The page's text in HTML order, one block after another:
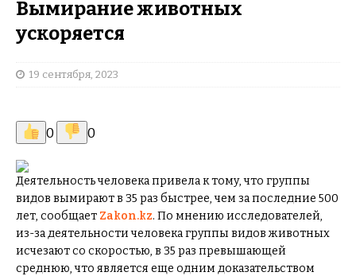
Вымирание животных
ускоряется
19 сентября, 2023
0 0
Деятельность человека привела к тому, что группы
видов вымирают в 35 раз быстрее, чем за последние 500
лет, сообщает Zakon.kz. По мнению исследователей,
из-за деятельности человека группы видов животных
исчезают со скоростью, в 35 раз превышающей
среднюю, что является еще одним доказательством